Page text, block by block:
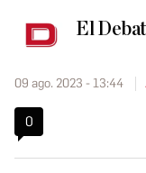
El
09 ago. 2023 - 13:44
0